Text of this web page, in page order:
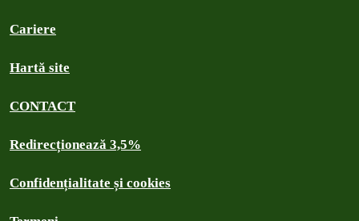
Cariere
Hartă site
CONTACT
Redirecționează 3,5%
Confidențialitate și cookies